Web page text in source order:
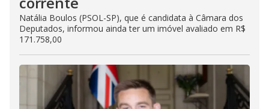
Natália Boulos (PSOL-SP), que é candidata à Câmara dos
Deputados, informou ainda ter um imóvel avaliado em R$
171.758,00